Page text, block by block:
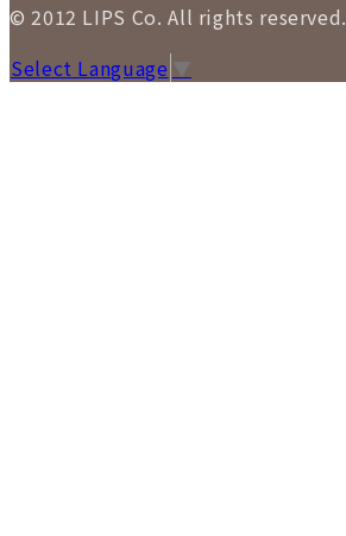
© 2012 LIPS Co. All rights reserved.
Select Language ▼